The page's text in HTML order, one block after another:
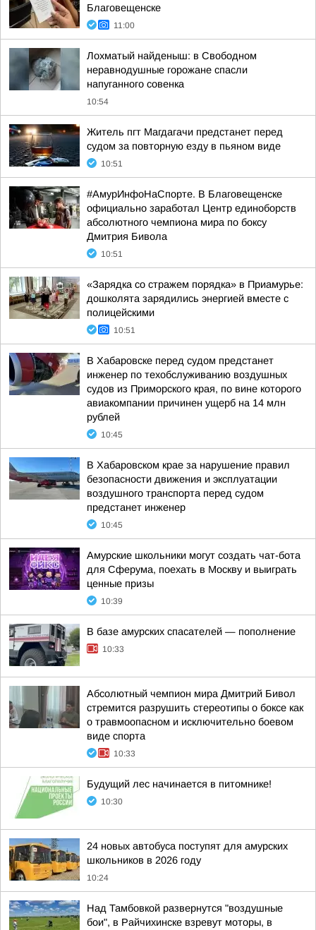
Благовещенске
11:00
Лохматый найденыш: в Свободном
неравнодушные горожане спасли
напуганного совенка
10:54
Житель пгт Магдагачи предстанет перед
судом за повторную езду в пьяном виде
10:51
#АмурИнфоНаСпорте. В Благовещенске
официально заработал Центр единоборств
абсолютного чемпиона мира по боксу
Дмитрия Бивола
10:51
«Зарядка со стражем порядка» в Приамурье:
дошколята зарядились энергией вместе с
полицейскими
10:51
В Хабаровске перед судом предстанет
инженер по техобслуживанию воздушных
судов из Приморского края, по вине которого
авиакомпании причинен ущерб на 14 млн
рублей
10:45
В Хабаровском крае за нарушение правил
безопасности движения и эксплуатации
воздушного транспорта перед судом
предстанет инженер
10:45
Амурские школьники могут создать чат-бота
для Сферума, поехать в Москву и выиграть
ценные призы
10:39
В базе амурских спасателей — пополнение
10:33
Абсолютный чемпион мира Дмитрий Бивол
стремится разрушить стереотипы о боксе как
о травмоопасном и исключительно боевом
виде спорта
10:33
Будущий лес начинается в питомнике!
10:30
24 новых автобуса поступят для амурских
школьников в 2026 году
10:24
Над Тамбовкой развернутся "воздушные
бои", в Райчихинске взревут моторы, в